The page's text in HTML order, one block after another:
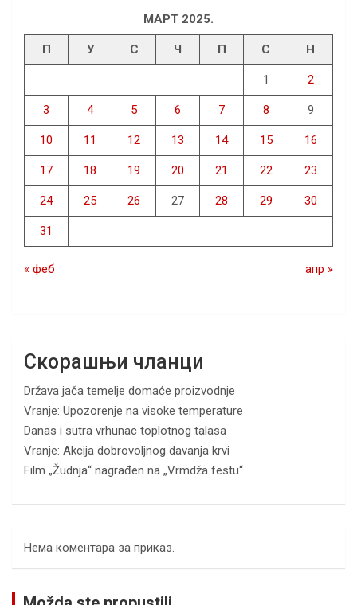
МАРТ 2025.
П У С Ч П С Н
1 2
3 4 5 6 7 8 9
10 11 12 13 14 15 16
17 18 19 20 21 22 23
24 25 26 27 28 29 30
31
« феб апр »
Скорашњи чланци
Država jača temelje domaće proizvodnje
Vranje: Upozorenje na visoke temperature
Danas i sutra vrhunac toplotnog talasa
Vranje: Akcija dobrovoljnog davanja krvi
Film „Žudnja“ nagrađen na „Vrmdža festu“
Нема коментара за приказ.